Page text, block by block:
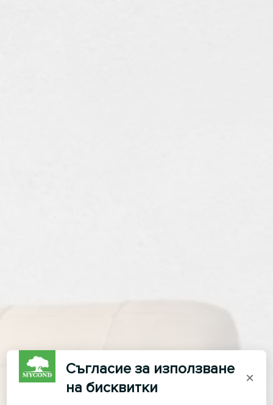
Съгласие за използване
на бисквитки
×